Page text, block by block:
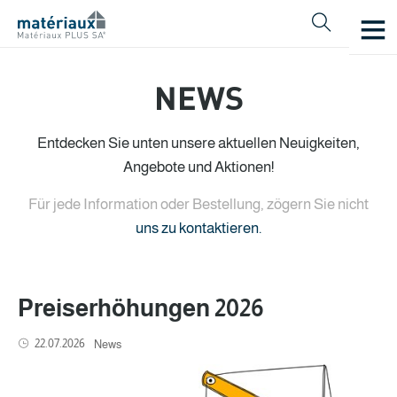
NEWS
Entdecken Sie unten unsere aktuellen Neuigkeiten,
Angebote und Aktionen!
Für jede Information oder Bestellung, zögern Sie nicht
uns zu kontaktieren.
Preiserhöhungen 2026
22.07.2026 News